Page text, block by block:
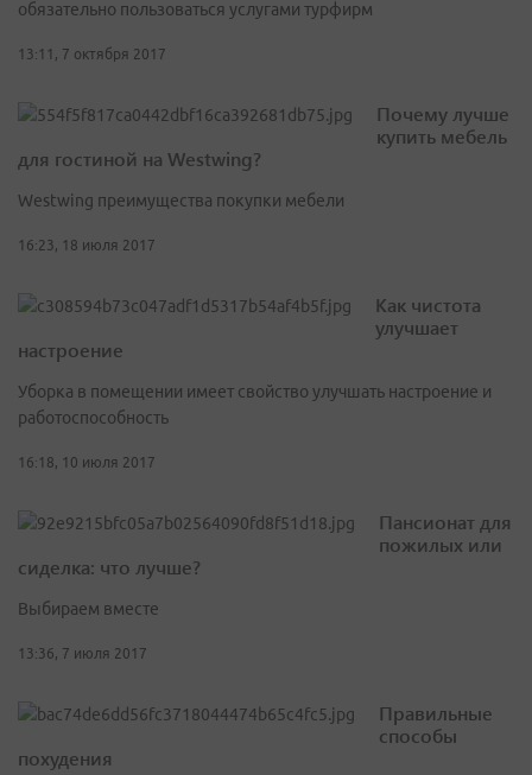
обязательно пользоваться услугами турфирм
13:11, 7 октября 2017
Почему лучше
купить мебель
для гостиной на Westwing?
Westwing преимущества покупки мебели
16:23, 18 июля 2017
Как чистота
улучшает
настроение
Уборка в помещении имеет свойство улучшать настроение и
работоспособность
16:18, 10 июля 2017
Пансионат для
пожилых или
сиделка: что лучше?
Выбираем вместе
13:36, 7 июля 2017
Правильные
способы
похудения